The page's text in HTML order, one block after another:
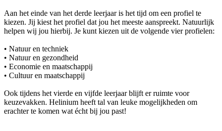
Aan het einde van het derde leerjaar is het tijd om een profiel te
kiezen. Jij kiest het profiel dat jou het meeste aanspreekt. Natuurlijk
helpen wij jou hierbij. Je kunt kiezen uit de volgende vier profielen:
• Natuur en techniek
• Natuur en gezondheid
• Economie en maatschappij
• Cultuur en maatschappij
Ook tijdens het vierde en vijfde leerjaar blijft er ruimte voor
keuzevakken. Helinium heeft tal van leuke mogelijkheden om
erachter te komen wat écht bij jou past!